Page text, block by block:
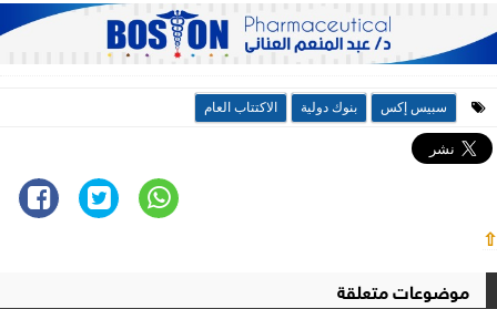
سبيس إكس بنوك دولية الاكتتاب العام
⇧
موضوعات متعلقة